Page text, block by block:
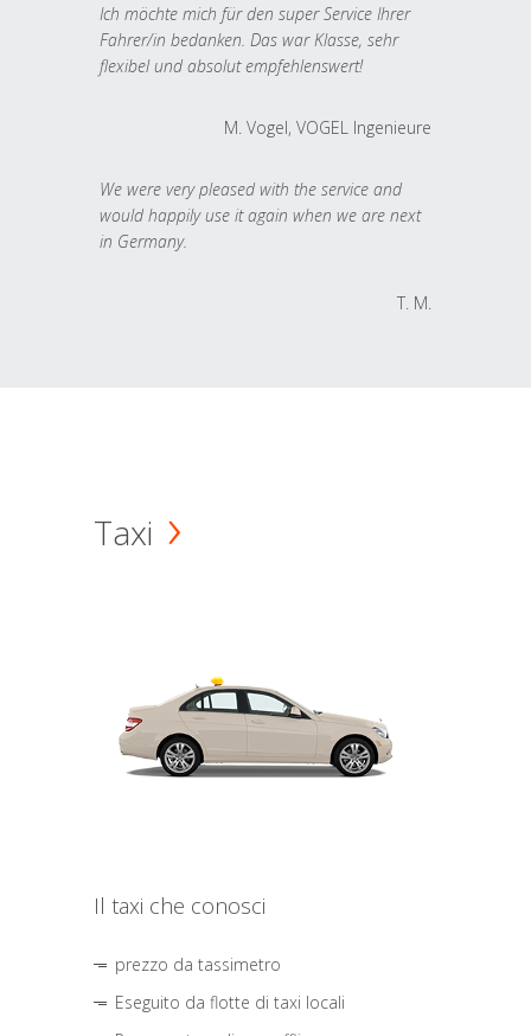
Ich möchte mich für den super Service Ihrer
Fahrer/in bedanken. Das war Klasse, sehr
flexibel und absolut empfehlenswert!
M. Vogel, VOGEL Ingenieure
We were very pleased with the service and
would happily use it again when we are next
in Germany.
T. M.
Taxi
Il taxi che conosci
prezzo da tassimetro
Eseguito da flotte di taxi locali